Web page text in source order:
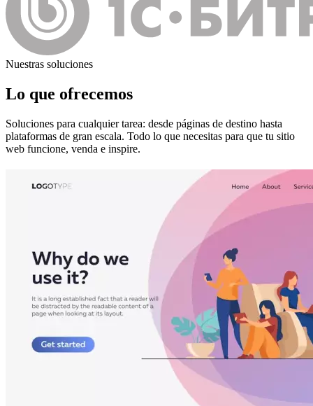
Nuestras soluciones
Lo que ofrecemos
Soluciones para cualquier tarea: desde páginas de destino hasta
plataformas de gran escala. Todo lo que necesitas para que tu sitio
web funcione, venda e inspire.